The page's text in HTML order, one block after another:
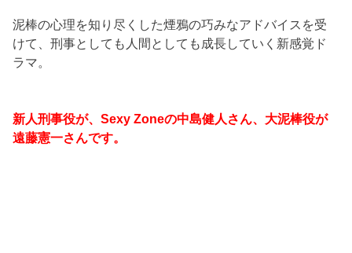
泥棒の心理を知り尽くした煙鴉の巧みなアドバイスを受
けて、刑事としても人間としても成長していく新感覚ド
ラマ。
新人刑事役が、Sexy Zoneの中島健人さん、大泥棒役が
遠藤憲一さんです。